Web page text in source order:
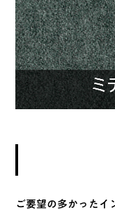
ご要望の多かったイ